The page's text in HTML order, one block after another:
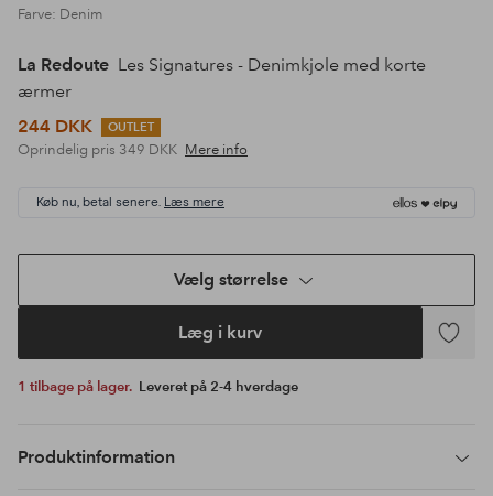
Farve: Denim
La Redoute Les Signatures - Denimkjole med korte
ærmer
244 DKK
OUTLET
Oprindelig pris 349 DKK Mere info
Køb nu, betal senere. Læs mere
Vælg størrelse
Læg i kurv
Tilføj
1 tilbage på lager. Leveret på 2-4 hverdage
Produktinformation